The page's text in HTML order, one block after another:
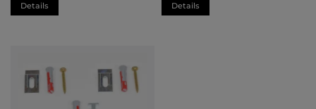
Details Details